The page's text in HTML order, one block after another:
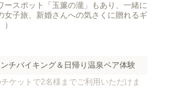
スポット「玉簾の瀧」もあり、一緒に
子旅、新婚さんへの気さくに贈れるギ
チバイキング＆日帰り温泉ペア体験
ケットで2名様までご利用いただけま